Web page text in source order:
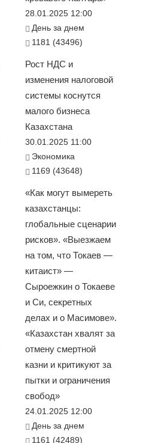
28.01.2025 12:00
День за днем
1181 (43496)
Рост НДС и
изменения налоговой
системы коснутся
малого бизнеса
Казахстана
30.01.2025 11:00
Экономика
1169 (43648)
«Как могут вымереть
казахстанцы:
глобальные сценарии
рисков». «Выезжаем
на том, что Токаев —
китаист» —
Сыроежкин о Токаеве
и Си, секретных
делах и о Масимове».
«Казахстан хвалят за
отмену смертной
казни и критикуют за
пытки и ограничения
свобод»
24.01.2025 12:00
День за днем
1161 (42489)